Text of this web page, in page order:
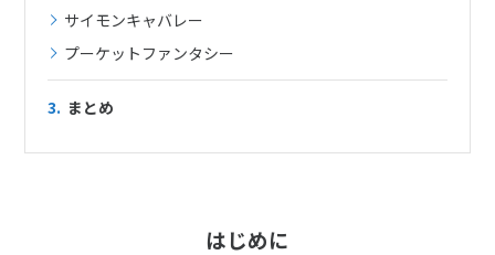
サイモンキャバレー
プーケットファンタシー
3. まとめ
はじめに